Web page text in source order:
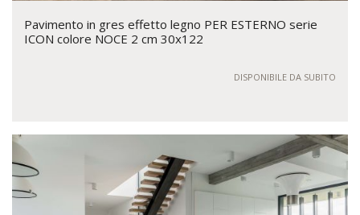
Pavimento in gres effetto legno PER ESTERNO serie
ICON colore NOCE 2 cm 30x122
DISPONIBILE DA SUBITO